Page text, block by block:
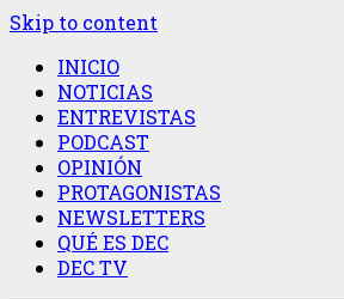
Skip to content
INICIO
NOTICIAS
ENTREVISTAS
PODCAST
OPINIÓN
PROTAGONISTAS
NEWSLETTERS
QUÉ ES DEC
DEC TV